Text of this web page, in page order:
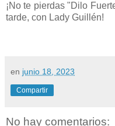
¡No te pierdas "Dilo
tarde, con Lady Guillén!
en junio 18, 2023
Compartir
No hay comentarios: